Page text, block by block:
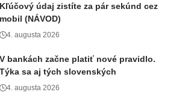
Kľúčový údaj zistíte za pár sekúnd cez
mobil (NÁVOD)
4. augusta 2026
V bankách začne platiť nové pravidlo.
Týka sa aj tých slovenských
4. augusta 2026